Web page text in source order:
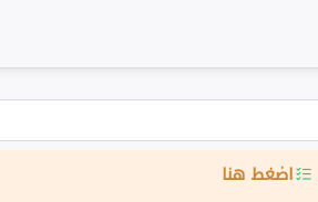
اضغط هنا